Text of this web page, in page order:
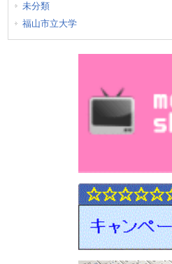
未分類
福山市立大学